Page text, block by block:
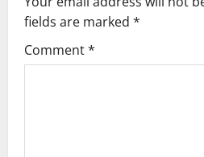
i
g
fields are marked *
Comment*